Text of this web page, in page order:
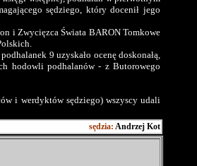
sędziego, który docenił jego
i Zwycięzca Świata BARON Tomkowe
9 uzyskało ocenę doskonałą,
hodowli podhalanów - z Butorowego
i werdyktów sędziego) wszyscy udali
sędzia: Andrzej Kot